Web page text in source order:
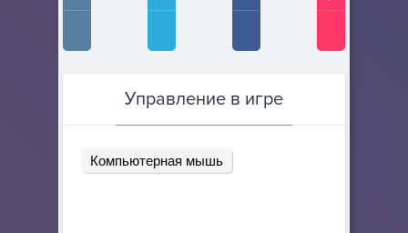
Управление в игре
Компьютерная мышь